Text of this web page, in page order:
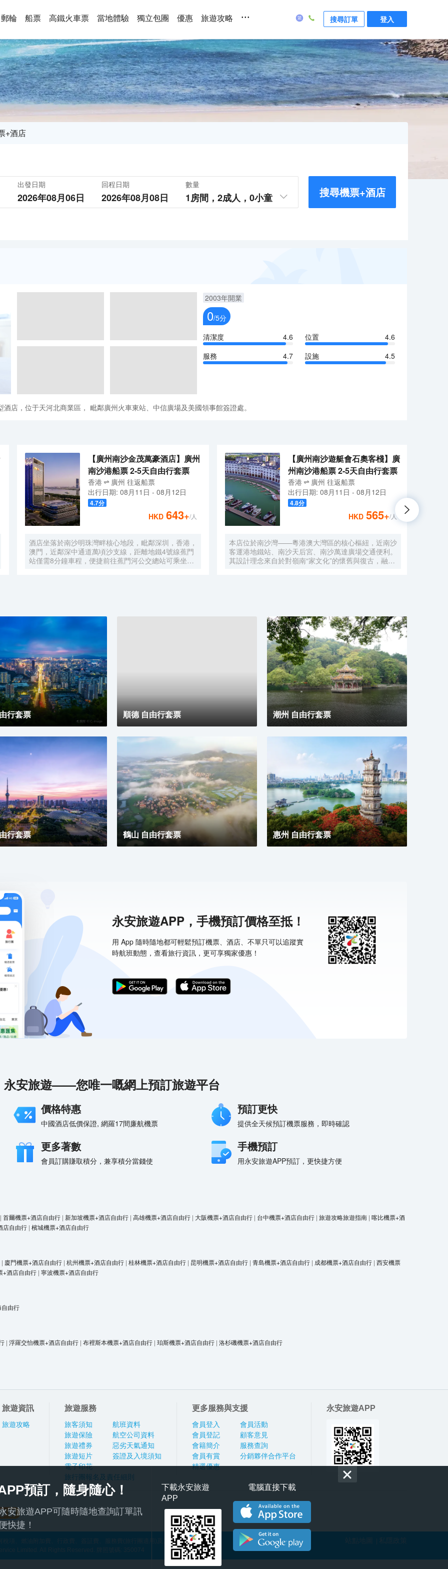
郵輪 船票 高鐵火車票 當地體驗 獨立包團 優惠 旅遊攻略 ... 搜尋訂單 登入
+酒店
出發日期
2026年08月06日
回程日期
2026年08月08日
數量
1房間， 2成人， 0小童 搜尋機票+酒店
2003年開業
0/5分
清潔度
4.6 位置
4.6
服務
4.7 設施 4.5
店，位于天河北商業區， 毗鄰廣州火車東站、中信廣場及美國領事館簽證處。
【廣州南沙金茂萬豪酒店】廣州
南沙港船票 2-5天自由行套票
香港 廣州 往返船票
出行日期: 08月11日 - 08月12日
4.7分
HKD 643+/人
酒店坐落於南沙明珠灣畔核心地段，毗鄰深圳，香港，
澳門，近鄰深中通道萬頃沙支線，距離地鐵4號線蕉門
站僅需8分鐘車程，便捷前往蕉門河公交總站可乘坐機
代經典與優雅，滿足休閒賓客對在地文化的探索與體
驗。配備粵式風味的林苑中餐廳、中西結合的漁人碼頭
珍饈美饌。酒店擁有馬丁叔叔的農場，小朋友們可盡情
與小動物們互動亦或參與馬丁叔叔課堂，共度愉快的親
子時光。同時，酒店擁有1,600平方米的宴會及會議場
地以及寬敞的戶外草坪，可滿足不同的會議及宴會需
求，無論商務出行亦或休閒旅遊期待與您共赴南沙，遇
見另一種可能。
【廣州南沙遊艇會石奧客棧】廣
州南沙港船票 2-5天自由行套票
香港 廣州 往返船票
出行日期: 08月11日 - 08月12日
4.8分
HKD 565+/人
本店位於南沙灣——粵港澳大灣區的核心樞紐，近南沙
客運港地鐵站、南沙天后宮、南沙萬達廣場交通便利。
其設計理念來自於對嶺南“家文化”的懷舊與復古，融合
室，主要提供早餐、茶點、飲品、簡餐等服務；同時亦
與中國大陸獲得“五金錨”獎的南沙遊艇會提供宴會/婚
宴/會議、中西式餐飲、遊艇觀光/租賃、帆船租賃/體
驗、遊艇帆船駕證考取等不同種服務功能，打造出一種
特色的休閒度假空間。
行套票 順德 自由行套票 潮州 自由行套票
行套票 鶴山 自由行套票 惠州 自由行套票
永安旅遊APP，手機預訂價格至抵！
用 App 隨時隨地都可輕鬆預訂機票、酒店、不單只可以追蹤實
時航班動態，查看旅行資訊，更可享獨家優惠！
永安旅遊——您唯一嘅網上預訂旅遊平台
價格特惠
中國酒店低價保證, 網羅17間廉航機票
預訂更快
提供全天候預訂機票服務，即時確認
更多著數
會員訂購賺取積分，兼享積分當錢使
手機預訂
用永安旅遊APP預訂，更快捷方便
首爾機票+酒店自由行 | 新加坡機票+酒店自由行 | 高雄機票+酒店自由行 | 大阪機票+酒店自由行 | 台中機票+酒店自由行 | 旅遊攻略旅遊指南 | 喀比機票+酒
店自由行 | 檳城機票+酒店自由行
| 廈門機票+酒店自由行 | 杭州機票+酒店自由行 | 桂林機票+酒店自由行 | 昆明機票+酒店自由行 | 青島機票+酒店自由行 | 成都機票+酒店自由行 | 西安機票
+酒店自由行 | 寧波機票+酒店自由行
自由行
| 浮羅交怡機票+酒店自由行 | 布裡斯本機票+酒店自由行 | 珀斯機票+酒店自由行 | 洛杉磯機票+酒店自由行
旅遊資訊
旅遊攻略
旅遊服務
旅客須知
旅遊保險
旅遊禮券
旅遊短片
電子印花
航班資料
航空公司資料
惡劣天氣通知
簽證及入境須知
旅行團報名及責任細則
更多服務與支援
會員登入
會員登記
會籍簡介
會員有賞
精選優惠
會員活動
顧客意見
服務查詢
分銷夥伴合作平台
永安旅遊APP
項、燃油附加費、行政費、簽証費、服務費(旅行團適用)及其他應繳費用
預訂，隨身隨心！
安旅遊APP可隨時隨地查詢訂單訊
快捷！
下載永安旅遊
APP
電腦直接下載